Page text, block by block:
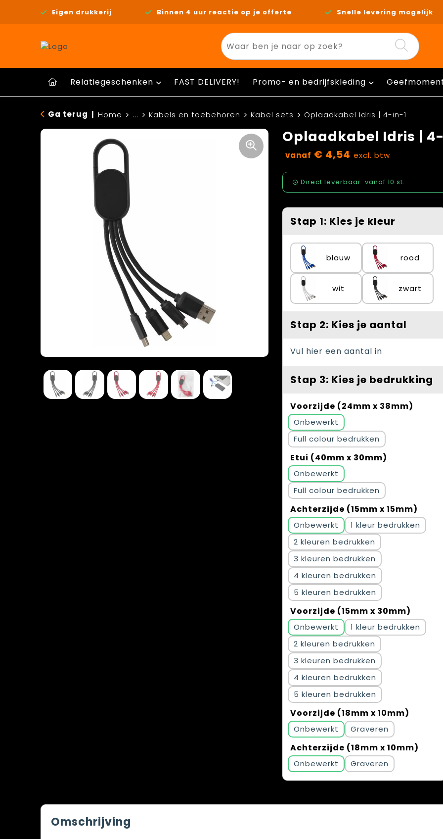
Eigen drukkerij Binnen 4 uur reactie op je offerte Snelle levering mogelijk
Relatiegeschenken FAST DELIVERY! Promo- en bedrijfskleding
Ga terug Home ... Kabels en toebehoren Kabel sets Oplaadkabel Idris | 4-in-1
Oplaadkabel Idris |
vanaf € 4,54 excl. btw
Direct leverbaar vanaf 10 st.
Stap 1: Kies je kleur
blauw rood
wit zwart
Stap 2: Kies je aantal
Vul hier een aantal in
Stap 3: Kies je bedrukking
Voorzijde (24mm x 38mm)
Onbewerkt
Full colour
Etui (40mm x 30mm)
Onbewerkt
Full colour
Achterzijde (15mm x 15mm)
Onbewerkt
1
2
3
4
5
Voorzijde (15mm x 30mm)
Onbewerkt
1
2
3
4
5
Voorzijde (18mm x 10mm)
Onbewerkt Graveren
Achterzijde (18mm x 10mm)
Onbewerkt Graveren
Omschrijving